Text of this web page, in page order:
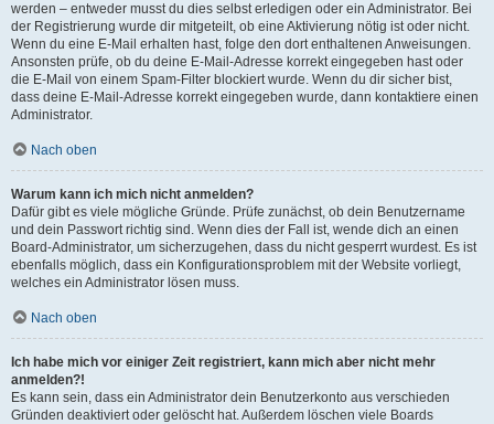
werden – entweder musst du dies selbst erledigen oder ein Administrator. Bei
der Registrierung wurde dir mitgeteilt, ob eine Aktivierung nötig ist oder nicht.
Wenn du eine E-Mail erhalten hast, folge den dort enthaltenen Anweisungen.
Ansonsten prüfe, ob du deine E-Mail-Adresse korrekt eingegeben hast oder
die E-Mail von einem Spam-Filter blockiert wurde. Wenn du dir sicher bist,
dass deine E-Mail-Adresse korrekt eingegeben wurde, dann kontaktiere einen
Administrator.
Nach oben
Warum kann ich mich nicht anmelden?
Dafür gibt es viele mögliche Gründe. Prüfe zunächst, ob dein Benutzername
und dein Passwort richtig sind. Wenn dies der Fall ist, wende dich an einen
Board-Administrator, um sicherzugehen, dass du nicht gesperrt wurdest. Es ist
ebenfalls möglich, dass ein Konfigurationsproblem mit der Website vorliegt,
welches ein Administrator lösen muss.
Nach oben
Ich habe mich vor einiger Zeit registriert, kann mich aber nicht mehr
anmelden?!
Es kann sein, dass ein Administrator dein Benutzerkonto aus verschieden
Gründen deaktiviert oder gelöscht hat. Außerdem löschen viele Boards